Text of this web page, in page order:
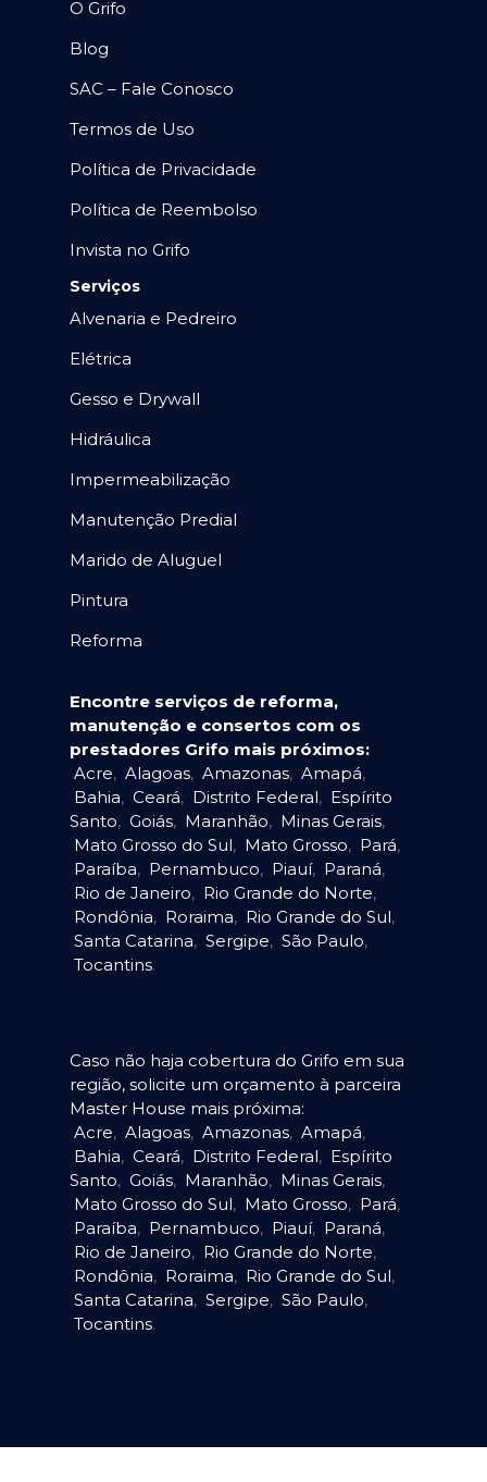
O Grifo
Blog
SAC – Fale Conosco
Termos de Uso
Política de Privacidade
Política de Reembolso
Invista no Grifo
Serviços
Alvenaria e Pedreiro
Elétrica
Gesso e Drywall
Hidráulica
Impermeabilização
Manutenção Predial
Marido de Aluguel
Pintura
Reforma
Encontre serviços de reforma,
manutenção e consertos com os
prestadores Grifo mais próximos:
Acre, Alagoas, Amazonas, Amapá,
Bahia, Ceará, Distrito Federal, Espírito
Santo, Goiás, Maranhão, Minas Gerais,
Mato Grosso do Sul, Mato Grosso, Pará,
Paraíba, Pernambuco, Piauí, Paraná,
Rio de Janeiro, Rio Grande do Norte,
Rondônia, Roraima, Rio Grande do Sul,
Santa Catarina, Sergipe, São Paulo,
Tocantins.
Caso não haja cobertura do Grifo em sua
região, solicite um orçamento à parceira
Master House mais próxima:
Acre, Alagoas, Amazonas, Amapá,
Bahia, Ceará, Distrito Federal, Espírito
Santo, Goiás, Maranhão, Minas Gerais,
Mato Grosso do Sul, Mato Grosso, Pará,
Paraíba, Pernambuco, Piauí, Paraná,
Rio de Janeiro, Rio Grande do Norte,
Rondônia, Roraima, Rio Grande do Sul,
Santa Catarina, Sergipe, São Paulo,
Tocantins.